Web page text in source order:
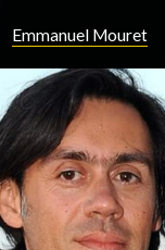
Emmanuel Mouret